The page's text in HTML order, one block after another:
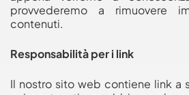
provvederemo a rimuovere
contenuti.
Responsabilità per i link
Il nostro sito web contiene link a